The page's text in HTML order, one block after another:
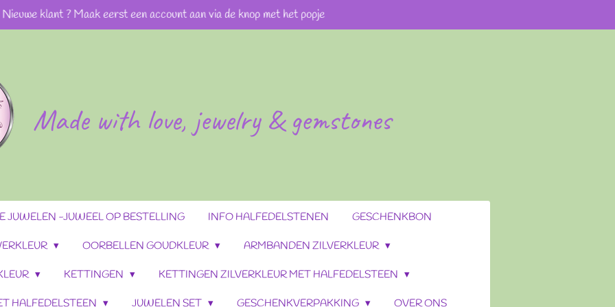
Nieuwe klant ? Maak eerst een account aan via de knop met het popje
Made with love, jewelry & gemstones
JUWELEN -JUWEEL OP BESTELLING INFO HALFEDELSTENEN GESCHENKBON
OORBELLEN GOUDKLEUR ARMBANDEN ZILVERKLEUR
KETTINGEN KETTINGEN ZILVERKLEUR MET HALFEDELSTEEN
HALFEDELSTEEN JUWELEN SET GESCHENKVERPAKKING OVER ONS